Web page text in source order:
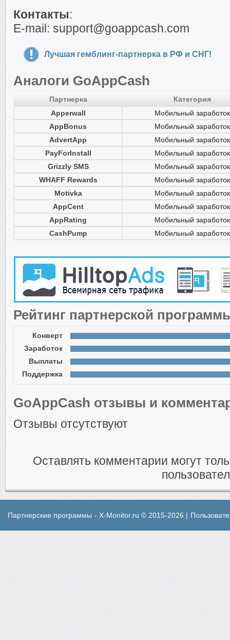
Контакты:
E-mail: support@goappcash.com
Лучшая гемблинг-партнерка в РФ и СНГ!
Аналоги GoAppCash
Партнерка
Категория
Apperwall
Мобильный заработок
AppBonus
Мобильный заработок
AdvertApp
Мобильный заработок
PayForInstall
Мобильный заработок
Grizzly SMS
Мобильный заработок
WHAFF Rewards
Мобильный заработок
Motivka
Мобильный заработок
AppCent
Мобильный заработок
AppRating
Мобильный заработок
CashPump
Мобильный заработок
Рейтинг партнерской
Конверт
Заработок
Выплаты
Поддержка
GoAppCash отзывы и
Отзывы отсутствуют
Оставлять комментарии могут
Партнерские программы - X-Monitor.ru © 2015-2026 |